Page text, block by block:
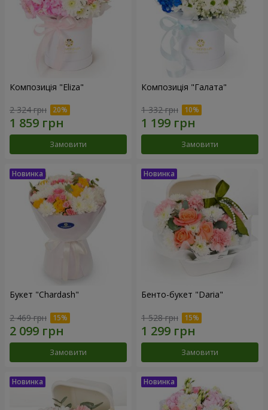
Композиція "Eliza"
2 324 грн
Замовити
Композиція "Галата"
1 332 грн
Замовити
Букет "Chardash"
2 469 грн
Замовити
Бенто-букет "Daria"
1 528 грн
Замовити